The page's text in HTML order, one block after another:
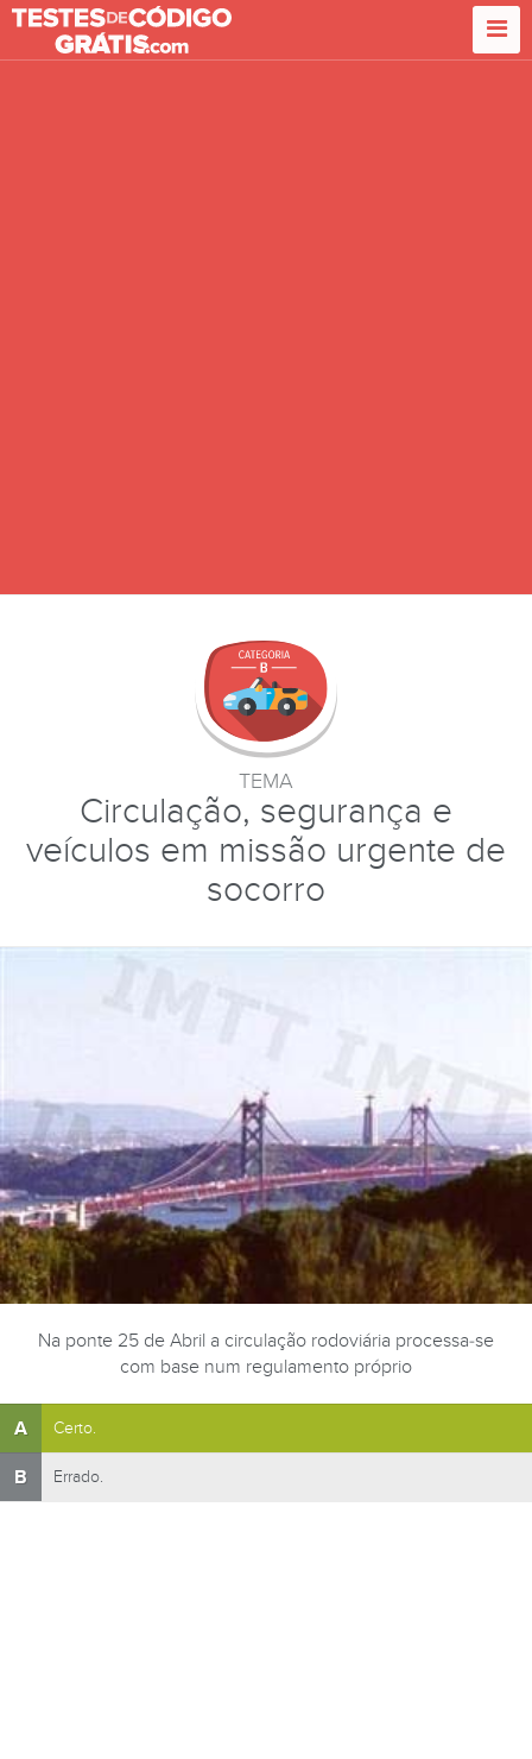
TEMA
Circulação, segurança e
veículos em missão urgente de
socorro
Na ponte 25 de Abril a circulação rodoviária processa-se
com base num regulamento próprio
A Certo.
B Errado.